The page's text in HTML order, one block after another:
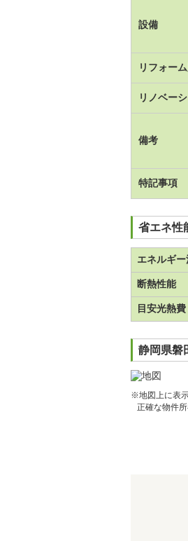
設備
リフォー
リノベー
備考
特記事項
省エネ性
エネルギ
断熱性能
目安光熱費
静岡県磐
※地図上に表
正確な物件所